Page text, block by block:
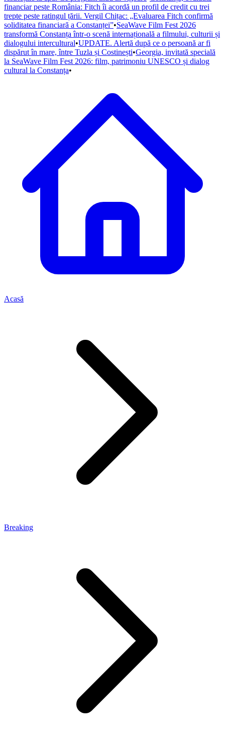
financiar peste România: Fitch îi acordă un profil de credit cu trei
trepte peste ratingul țării. Vergil Chițac: „Evaluarea Fitch confirmă
soliditatea financiară a Constanței”•SeaWave Film Fest 2026
transformă Constanța într-o scenă internațională a filmului, culturii și
dialogului intercultural•UPDATE. Alertă după ce o persoană ar fi
dispărut în mare, între Tuzla și Costinești•Georgia, invitată specială
la SeaWave Film Fest 2026: film, patrimoniu UNESCO și dialog
cultural la Constanța•
Acasă
Breaking